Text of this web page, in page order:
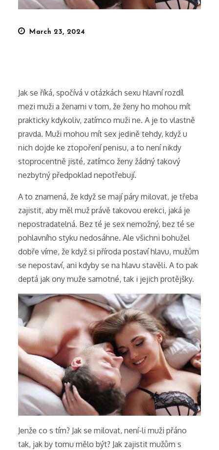
Posted
March 23, 2024
Jak se říká, spočívá v otázkách sexu hlavní rozdíl
mezi muži a ženami v tom, že ženy ho mohou mít
prakticky kdykoliv, zatímco muži ne. A je to vlastně
pravda. Muži mohou mít sex jedině tehdy, když u
nich dojde ke ztopoření penisu, a to není nikdy
stoprocentně jisté, zatímco ženy žádný takový
nezbytný předpoklad nepotřebují.
A to znamená, že když se mají páry milovat, je třeba
zajistit, aby měl muž právě takovou erekci, jaká je
nepostradatelná. Bez té je sex nemožný, bez té se
pohlavního styku nedosáhne. Ale všichni bohužel
dobře víme, že když si příroda postaví hlavu, mužům
se nepostaví, ani kdyby se na hlavu stavěli. A to pak
deptá jak ony muže samotné, tak i jejich protějšky.
Jenže co s tím? Jak se milovat, není-li muži přáno
tak, jak by tomu mělo být? Jak zajistit mužům s